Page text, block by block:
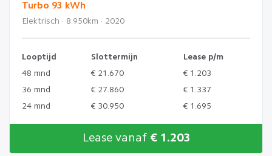
Turbo 93 kWh
Elektrisch · 8.950km · 2020
Looptijd Slottermijn
Lease p/m
48 mnd
€ 21.670
€ 1.203
36 mnd
€ 27.860
€ 1.337
24 mnd
€ 30.950 € 1.695
Lease vanaf € 1.203